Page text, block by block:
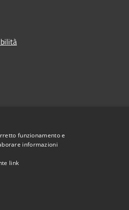
Comune di Montano Antilia • Powered by
funzionamento e
informazioni
link